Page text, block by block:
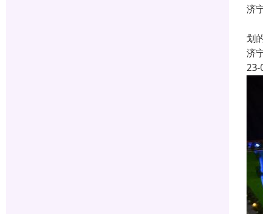
济
划
济
23-